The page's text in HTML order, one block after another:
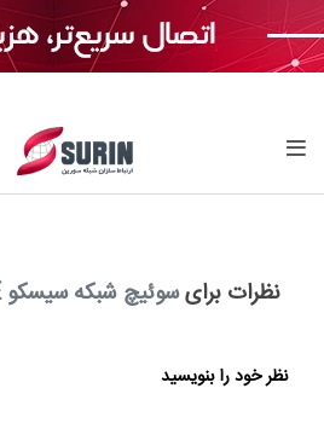
نظرات برایسوئیچ شبکه سیسکو WS C3850 48P E
نظر خود را بنویسید